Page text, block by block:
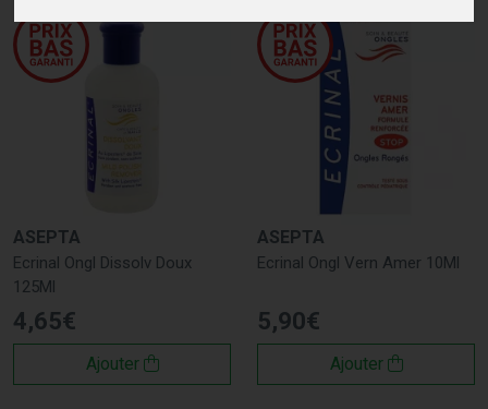
ASEPTA
Ecrinal Ongl Dissolv Doux
125Ml
4,65€
Ajouter
ASEPTA
Ecrinal Ongl Vern Amer 10Ml
5,90€
Ajouter